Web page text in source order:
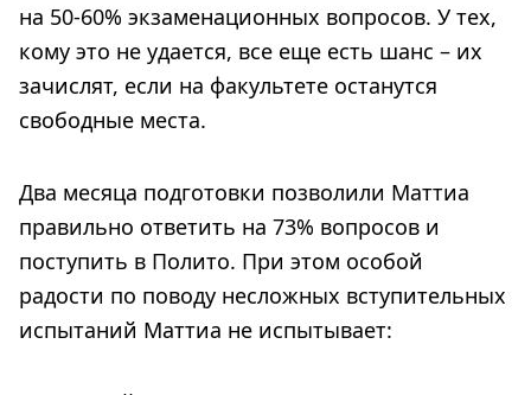
на 50-60% экзаменационных вопросов. У тех,
кому это не удается, все еще есть шанс – их
зачислят, если на факультете останутся
свободные места.
Два месяца подготовки позволили Маттиа
правильно ответить на 73% вопросов и
поступить в Полито. При этом особой
радости по поводу несложных вступительных
испытаний Маттиа не испытывает: